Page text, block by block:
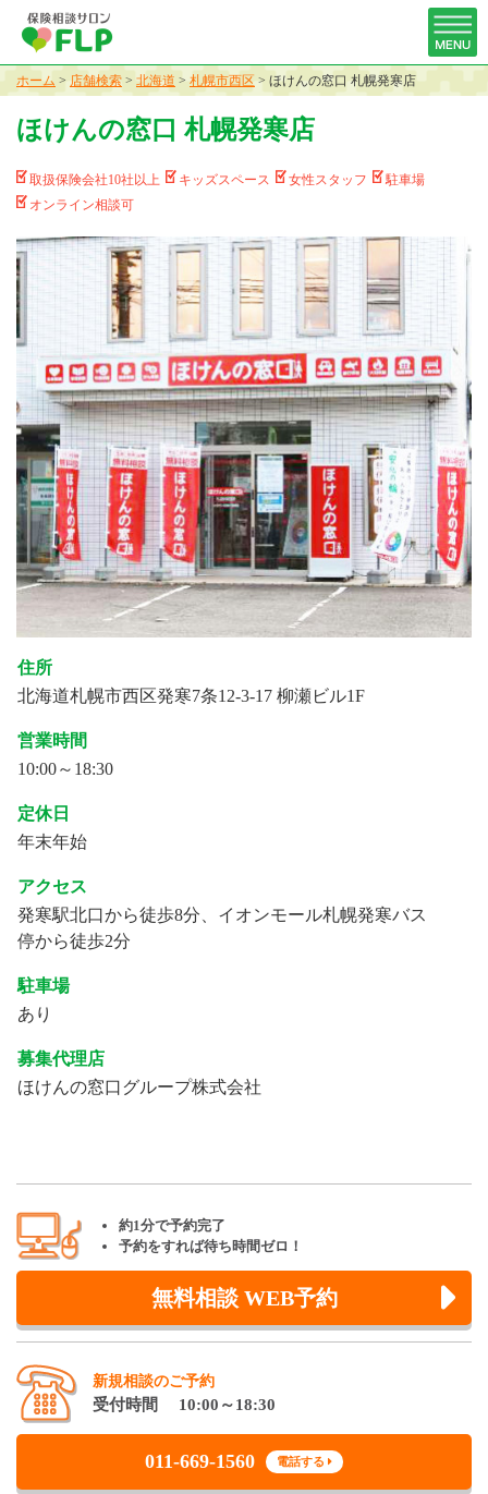
ホーム > 店舗検索 > 北海道 > 札幌市西区 > ほけんの窓口 札幌発寒店
ほけんの窓口 札幌発寒店
取扱保険会社10社以上 キッズスペース 女性スタッフ
駐車場
オンライン相談可
住所
北海道札幌市西区発寒7条12-3-17 柳瀬ビル1F
営業時間
10:00～18:30
定休日
年末年始
アクセス
発寒駅北口から徒歩8分、イオンモール札幌発寒バス
停から徒歩2分
駐車場
あり
募集代理店
ほけんの窓口グループ株式会社
約1分で予約完了
予約をすれば待ち時間ゼロ！
無料相談 WEB予約
新規相談のご予約
受付時間 10:00～18:30
011-669-1560 電話する